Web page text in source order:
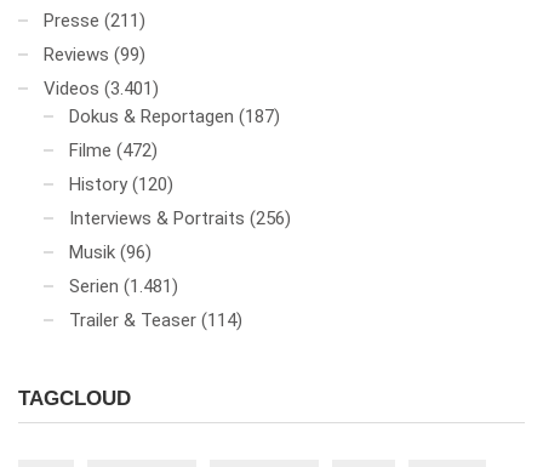
Presse (211)
Reviews (99)
Videos (3.401)
Dokus & Reportagen (187)
Filme (472)
History (120)
Interviews & Portraits (256)
Musik (96)
Serien (1.481)
Trailer & Teaser (114)
TAGCLOUD